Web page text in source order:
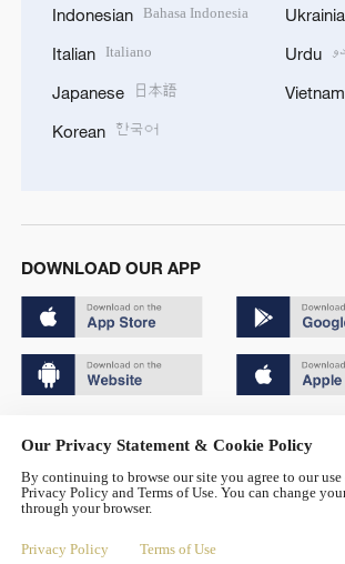
Indonesian Bahasa Indonesia
Italian Italiano
Japanese 日本語
Korean 한국어
Urdu
DOWNLOAD OUR APP
京公网安备 11010502050052号
Disinformation report hotline: 010-85061466
Our Privacy Statement & Cookie Policy
By continuing to browse our site you agree to our
Privacy Policy and Terms of Use. You can change
through your browser.
Privacy Policy Terms of Use